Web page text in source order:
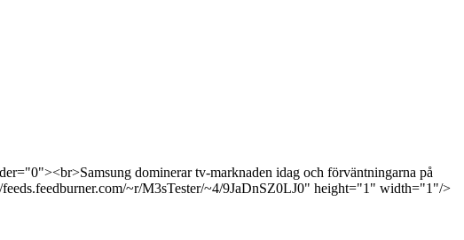
dominerar tv-marknaden idag och förväntningarna på
~r/M3sTester/~4/9JaDnSZ0LJ0" height="1" width="1"/>